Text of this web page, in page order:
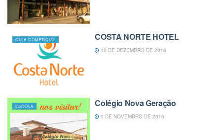
GUIA COMERCIAL COSTA NORTE HOTEL
12 DE DEZEMBRO DE 2016
ESCOLA Colégio Nova Geração
9 DE NOVEMBRO DE 2016